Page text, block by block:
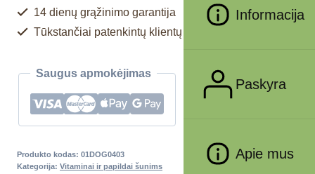
Informacija
Paskyra
Apie mus
14 dienų grąžinimo garantija
Tūkstančiai patenkintų klientų
Saugus apmokėjimas
Produkto kodas: 01DOG0403
Kategorija: Vitaminai ir papildai šunims